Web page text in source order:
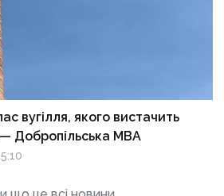
вугілля, якого вистачить
Добропільська МВА